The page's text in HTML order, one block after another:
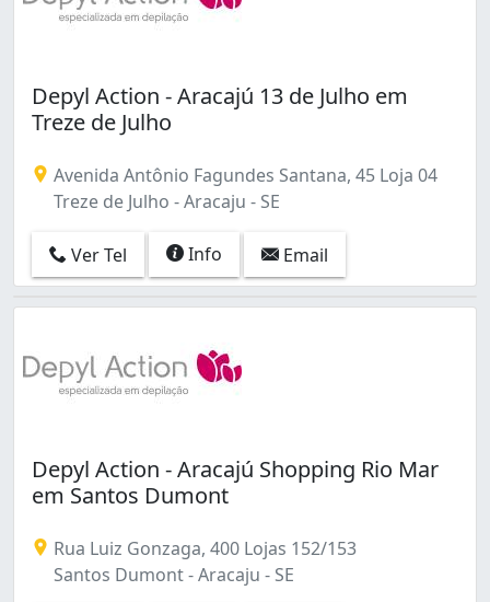
Depyl Action - Aracajú 13 de Julho em
Treze de Julho
Avenida Antônio Fagundes Santana, 45 Loja 04
Treze de Julho - Aracaju - SE
Ver Tel Info Email
Depyl Action - Aracajú Shopping Rio Mar
em Santos Dumont
Rua Luiz Gonzaga, 400 Lojas 152/153
Santos Dumont - Aracaju - SE